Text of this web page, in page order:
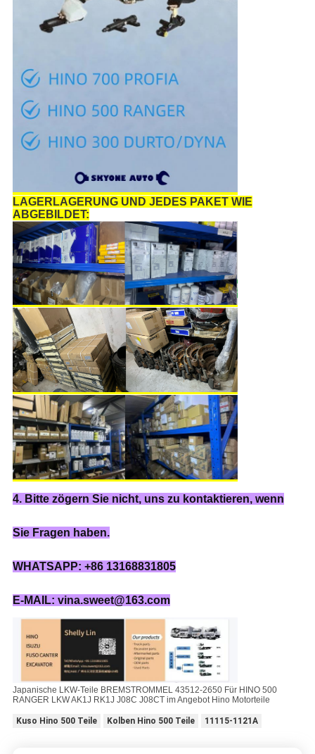
LAGERLAGERUNG UND JEDES PAKET WIE
ABGEBILDET:
4. Bitte zögern Sie nicht, uns zu kontaktieren, wenn
Sie Fragen haben.
WHATSAPP: +86 13168831805
E-MAIL: vina.sweet@163.com
Japanische LKW-Teile BREMSTROMMEL 43512-2650 Für HINO 500
RANGER LKW AK1J RK1J J08C J08CT im Angebot Hino Motorteile
Kuso Hino 500 Teile Kolben Hino 500 Teile 11115-1121A